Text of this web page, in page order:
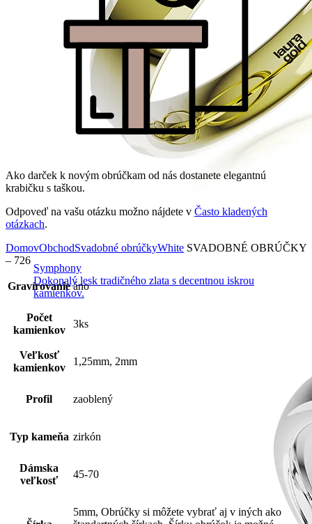
Symphony
Dokonalý lesk tradičného zlata s decentnou iskrou
kamienkov.
Ako darček k novým obrúčkam od nás dostanete elegantnú
krabičku s taškou.
Odpoveď na vašu otázku možno nájdete v Často kladených
otázkach.
DomovObchodSvadobné obrúčkyWhite SVADOBNÉ OBRÚČKY
– 726
Gravírovanie áno
Počet
kamienkov
3ks
Veľkosť
kamienkov
1,25mm, 2mm
Profil zaoblený
Typ kameňa zirkón
Dámska
veľkosť
45-70
5mm, Obrúčky si môžete vybrať aj v iných ako